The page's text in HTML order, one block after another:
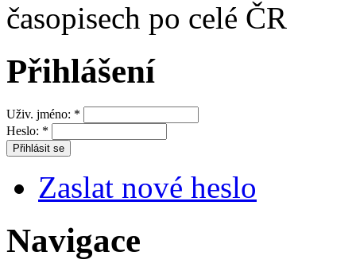
časopisech po celé ČR
Přihlášení
Uživ. jméno: *
Heslo: *
Zaslat nové heslo
Navigace